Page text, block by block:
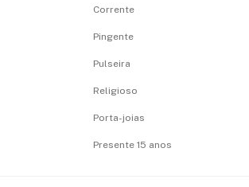
Corrente
Pingente
Pulseira
Religioso
Porta-joias
Presente 15 anos